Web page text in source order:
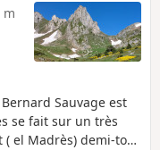
depuis
m
Sauvage est
se fait sur un très
el Madrès) demi-tour